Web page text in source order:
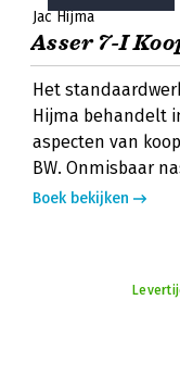
Jac Hijma
Asser 7-I
Het
Hijma behandelt
aspecten van
BW. Onmisbaar
Boek bekijken